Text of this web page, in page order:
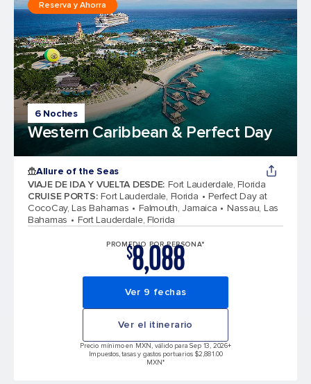
6 Noches
Western Caribbean & Perfect Day
Reserva y Ahorra
Allure of the Seas
VIAJE DE IDA Y VUELTA DESDE: Fort Lauderdale, Florida
CRUISE PORTS: Fort Lauderdale, Florida
Perfect Day at
CocoCay, Las Bahamas
Falmouth, Jamaica
Nassau, Las
Bahamas
Fort Lauderdale, Florida
PROMEDIO POR PERSONA*
$8,088
Ver 9 fechas
Ver el itinerario
Precio mínimo en MXN, válido para Sep 13, 2026+
Impuestos, tasas y gastos portuarios $2,881.00
MXN*